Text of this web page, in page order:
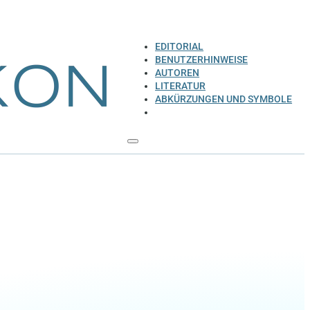
EDITORIAL
BENUTZERHINWEISE
AUTOREN
LITERATUR
ABKÜRZUNGEN UND SYMBOLE